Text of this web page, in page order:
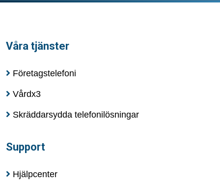
Våra tjänster
Företagstelefoni
Vårdx3
Skräddarsydda telefonilösningar
Support
Hjälpcenter